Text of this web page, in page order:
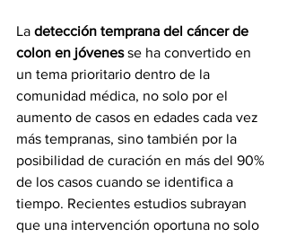
La detección temprana del cáncer de
colon en jóvenes se ha convertido en
un tema prioritario dentro de la
comunidad médica, no solo por el
aumento de casos en edades cada vez
más tempranas, sino también por la
posibilidad de curación en más del 90%
de los casos cuando se identifica a
tiempo. Recientes estudios subrayan
que una intervención oportuna no solo